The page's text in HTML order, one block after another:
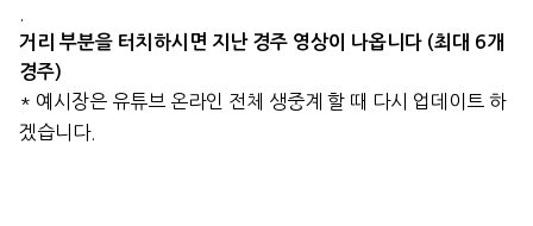
거리 부분을 터치하시면 지난 경주 영상이 나옵니다 (최대 6개
경주)
* 예시장은 유튜브 온라인 전체 생중계 할 때 다시 업데이트 하
겠습니다.